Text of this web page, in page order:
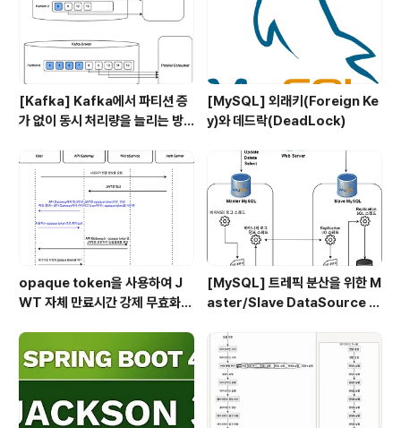
[Kafka] Kafka에서 파티션 증
가 없이 동시 처리량을 늘리는 방
[MySQL] 외래키(Foreign Ke
y)와 데드락(DeadLock)
opaque token을 사용하여 J
WT 자체 만료시간 강제 무효화
[MySQL] 트레픽 분산을 위한 M
aster/Slave DataSource 동